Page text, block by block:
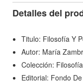
Detalles del
Titulo: Filosofía Y
Autor: María
Colección:
Editorial: Fondo